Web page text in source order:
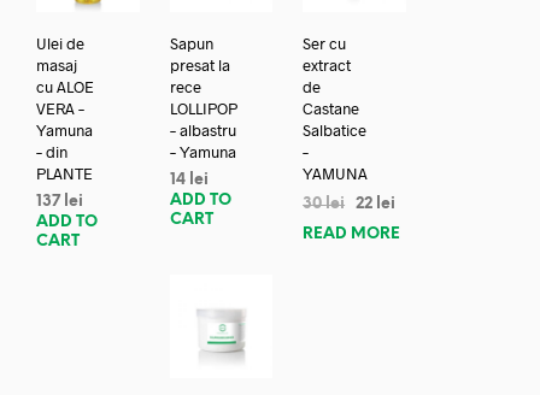
Ulei de
masaj
cu ALOE
VERA –
Yamuna
– din
PLANTE
137 lei
ADD TO
CART
Sapun
presat la
rece
LOLLIPOP
– albastru
– Yamuna
14 lei
ADD TO
CART
Ser cu
extract
de
Castane
Salbatice
–
YAMUNA
30lei 22 lei
READ MORE